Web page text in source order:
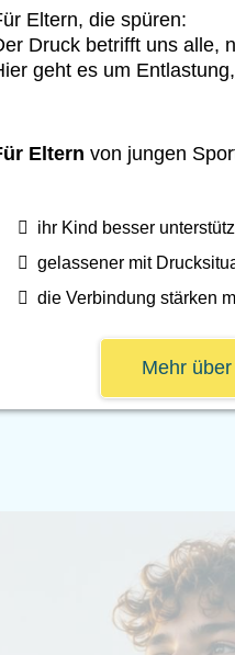
Eltern, die spüren:
Druck betrifft uns alle,
geht es um
Eltern von jungen
ihr Kind besser
gelassener mit
die Verbindung stärken
Mehr